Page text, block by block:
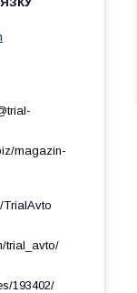
magazin-
TrialAvto
trial_avto/
193402/